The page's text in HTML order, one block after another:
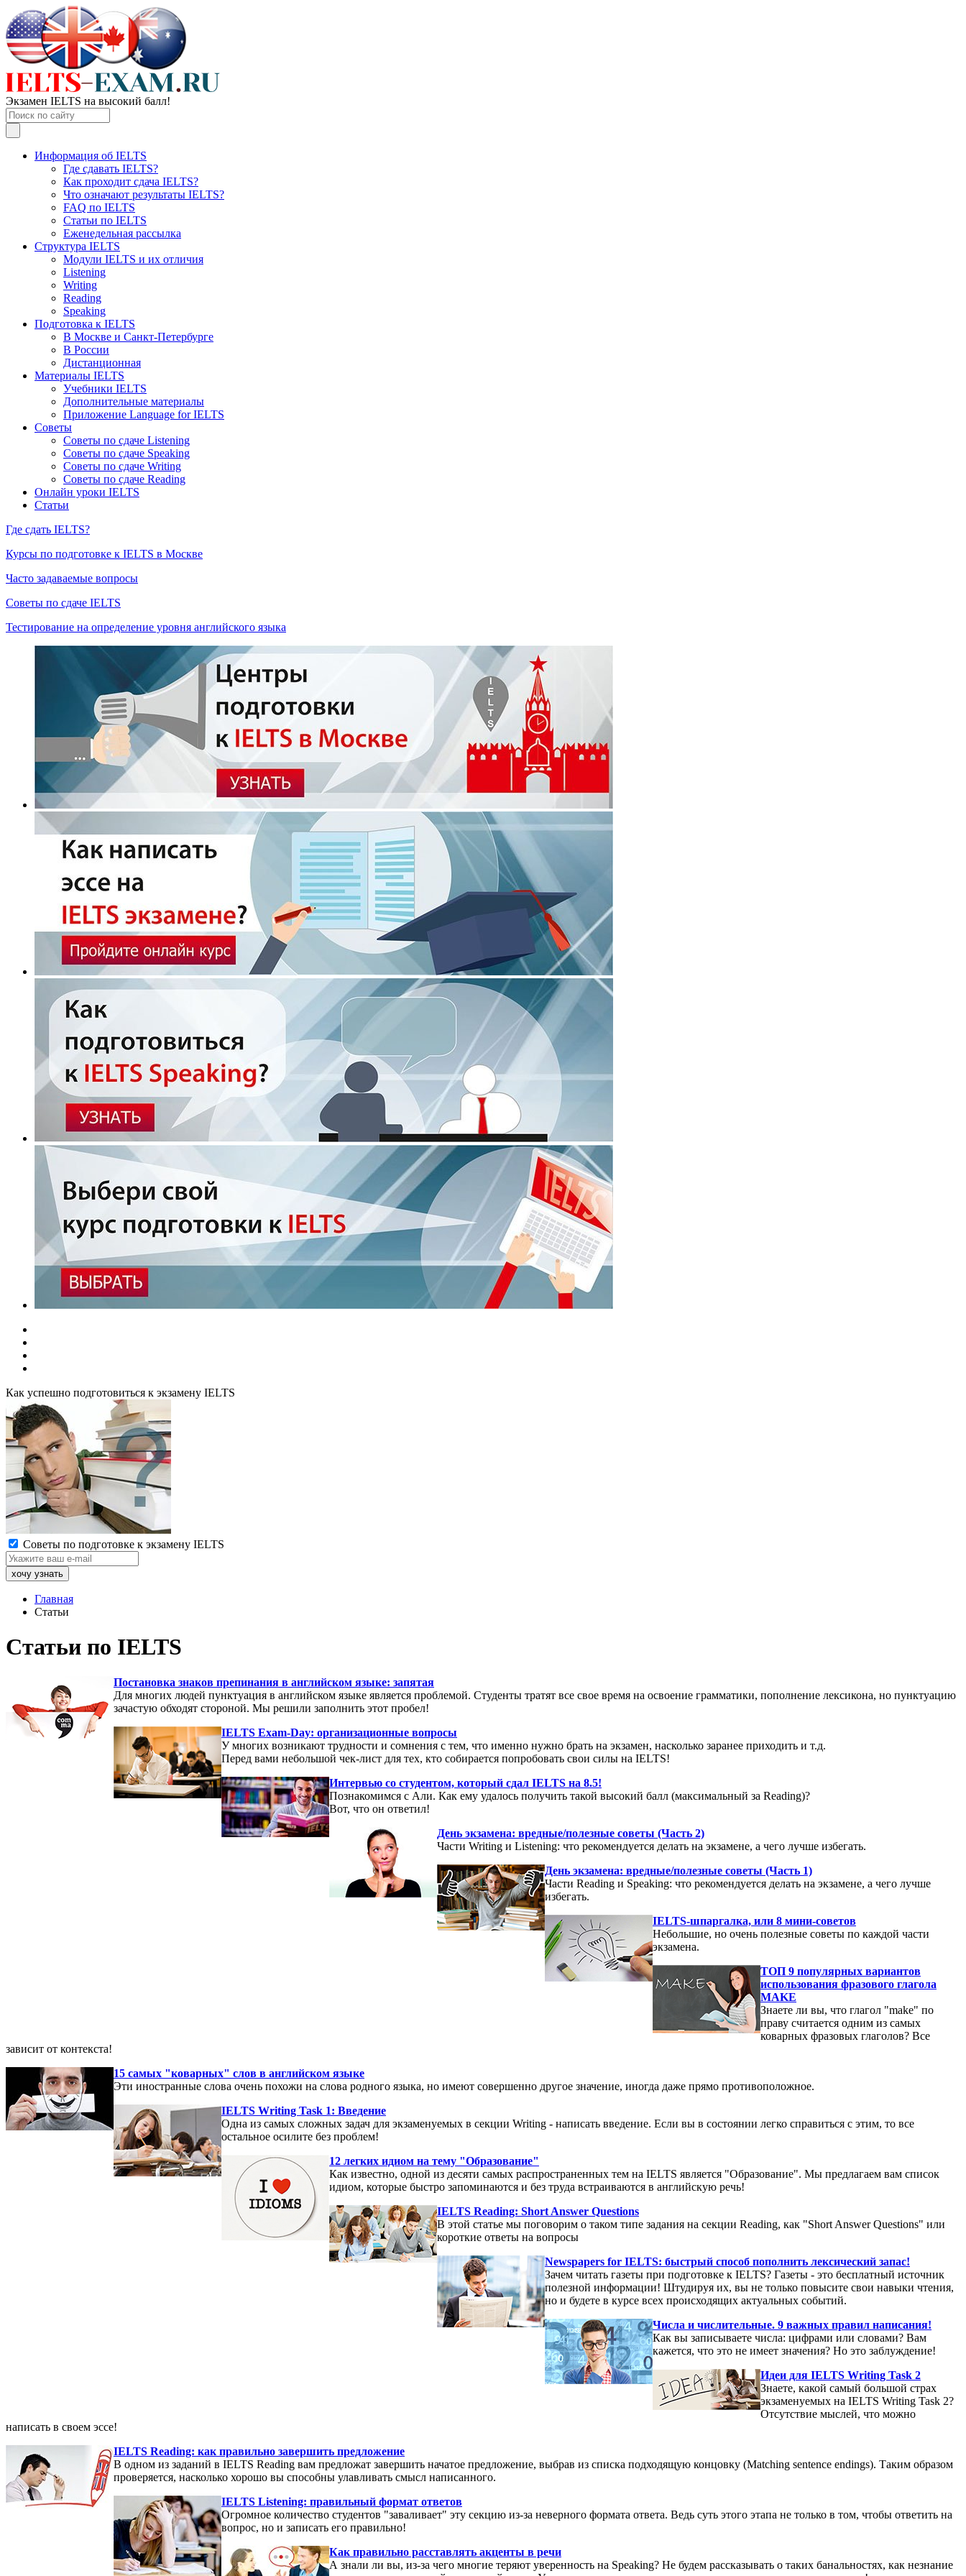
Экзамен IELTS на высокий балл!
Информация об IELTS
Где сдавать IELTS?
Как проходит сдача IELTS?
Что означают результаты IELTS?
FAQ по IELTS
Статьи по IELTS
Еженедельная рассылка
Структура IELTS
Модули IELTS и их отличия
Listening
Writing
Reading
Speaking
Подготовка к IELTS
В Москве и Санкт-Петербурге
В России
Дистанционная
Материалы IELTS
Учебники IELTS
Дополнительные материалы
Приложение Language for IELTS
Советы
Советы по сдаче Listening
Советы по сдаче Speaking
Советы по сдаче Writing
Советы по сдаче Reading
Онлайн уроки IELTS
Статьи
Где сдать IELTS?
Курсы по подготовке к IELTS в Москве
Часто задаваемые вопросы
Советы по сдаче IELTS
Тестирование на определение уровня английского языка
Как успешно подготовиться к экзамену IELTS
Советы по подготовке к экзамену IELTS
Главная
Статьи
Статьи по IELTS
Постановка знаков препинания в английском языке: запятая
Для многих людей пунктуация в английском языке является проблемой. Студенты тратят все свое время на освоение грамматики, пополнение лексикона, но пунктуацию
зачастую обходят стороной. Мы решили заполнить этот пробел!
IELTS Exam-Day: организационные вопросы
У многих возникают трудности и сомнения с тем, что именно нужно брать на экзамен, насколько заранее приходить и т.д.
Перед вами небольшой чек-лист для тех, кто собирается попробовать свои силы на IELTS!
Интервью со студентом, который сдал IELTS на 8.5!
Познакомимся с Али. Как ему удалось получить такой высокий балл (максимальный за Reading)?
Вот, что он ответил!
День экзамена: вредные/полезные советы (Часть 2)
Части Writing и Listening: что рекомендуется делать на экзамене, а чего лучше избегать.
День экзамена: вредные/полезные советы (Часть 1)
Части Reading и Speaking: что рекомендуется делать на экзамене, а чего лучше
избегать.
IELTS-шпаргалка, или 8 мини-советов
Небольшие, но очень полезные советы по каждой части
экзамена.
ТОП 9 популярных вариантов
использования фразового глагола
MAKE
Знаете ли вы, что глагол "make" по
праву считается одним из самых
коварных фразовых глаголов? Все
зависит от контекста!
15 самых "коварных" слов в английском языке
Эти иностранные слова очень похожи на слова родного языка, но имеют совершенно другое значение, иногда даже прямо противоположное.
IELTS Writing Task 1: Введение
Одна из самых сложных задач для экзаменуемых в секции Writing - написать введение. Если вы в состоянии легко справиться с этим, то все
остальное осилите без проблем!
12 легких идиом на тему "Образование"
Как известно, одной из десяти самых распространенных тем на IELTS является "Образование". Мы предлагаем вам список
идиом, которые быстро запоминаются и без труда встраиваются в английскую речь!
IELTS Reading: Short Answer Questions
В этой статье мы поговорим о таком типе задания на секции Reading, как "Short Answer Questions" или
короткие ответы на вопросы
Newspapers for IELTS: быстрый способ пополнить лексический запас!
Зачем читать газеты при подготовке к IELTS? Газеты - это бесплатный источник
полезной информации! Штудируя их, вы не только повысите свои навыки чтения,
но и будете в курсе всех происходящих актуальных событий.
Числа и числительные. 9 важных правил написания!
Как вы записываете числа: цифрами или словами? Вам
кажется, что это не имеет значения? Но это заблуждение!
Идеи для IELTS Writing Task 2
Знаете, какой самый большой страх
экзаменуемых на IELTS Writing Task 2?
Отсутствие мыслей, что можно
написать в своем эссе!
IELTS Reading: как правильно завершить предложение
В одном из заданий в IELTS Reading вам предложат завершить начатое предложение, выбрав из списка подходящую концовку (Matching sentence endings). Таким образом
проверяется, насколько хорошо вы способны улавливать смысл написанного.
IELTS Listening: правильный формат ответов
Огромное количество студентов "заваливает" эту секцию из-за неверного формата ответа. Ведь суть этого этапа не только в том, чтобы ответить на
вопрос, но и записать его правильно!
Как правильно расставлять акценты в речи
А знали ли вы, из-за чего многие теряют уверенность на Speaking? Не будем рассказывать о таких банальностях, как незнание